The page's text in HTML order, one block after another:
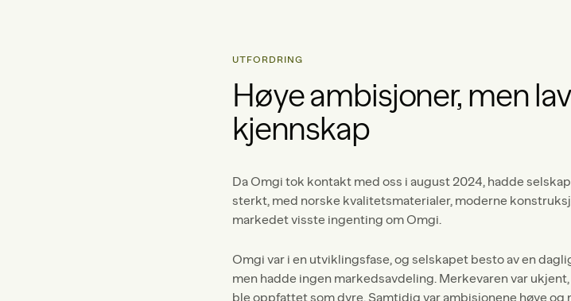
UTFORDRING
Høye ambisjoner, men lav
kjennskap
Da Omgi tok kontakt med oss i august 2024, hadde
sterkt, med norske kvalitetsmaterialer, moderne
markedet visste ingenting om Omgi.
Omgi var i en utviklingsfase, og selskapet besto av en
men hadde ingen markedsavdeling. Merkevaren var
ble oppfattet som dyre. Samtidig var ambisjonene høye